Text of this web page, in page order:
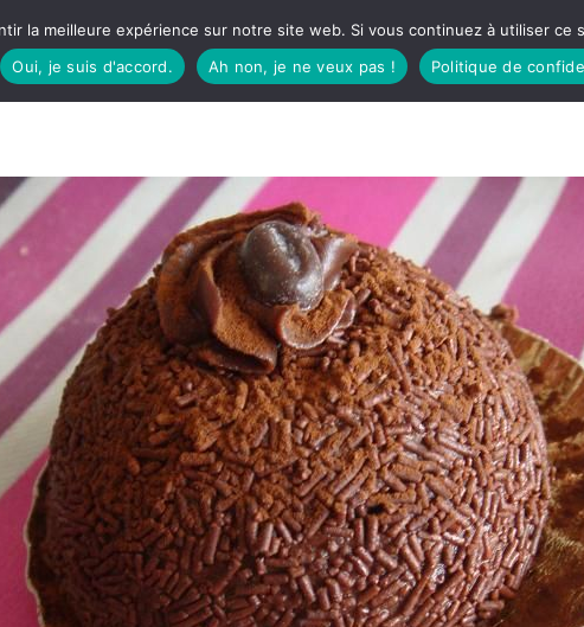
LE STUDIO FÊTES BASQUES À MANGER CÔTÉ SORTIES
la meilleure expérience sur notre site web. Si vous continuez à utiliser
Oui, je suis d'accord.
Ah non, je ne veux pas ! Politique de